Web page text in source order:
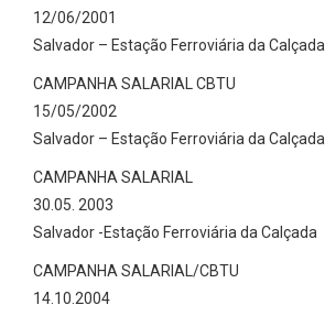
12/06/2001
Salvador – Estação Ferroviária da Calçada
CAMPANHA SALARIAL CBTU
15/05/2002
Salvador – Estação Ferroviária da Calçada
CAMPANHA SALARIAL
30.05. 2003
Salvador -Estação Ferroviária da Calçada
CAMPANHA SALARIAL/CBTU
14.10.2004